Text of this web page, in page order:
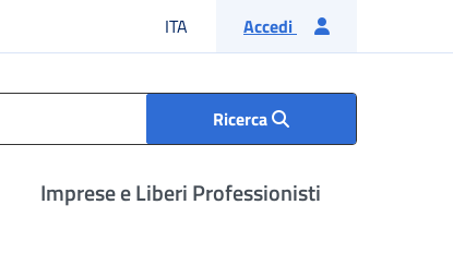
ITA Lingua italiana
Accedi
Ricerca
Imprese e Liberi Professionisti